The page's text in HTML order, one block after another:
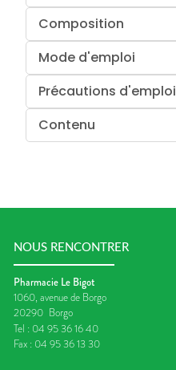
Composition
Mode d'emploi
Précautions d'emploi
Contenu
NOUS RENCONTRER
Pharmacie Le Bigot
1060, avenue de Borgo
20290 Borgo
Tel : 04 95 36 16 40
Fax : 04 95 36 13 30